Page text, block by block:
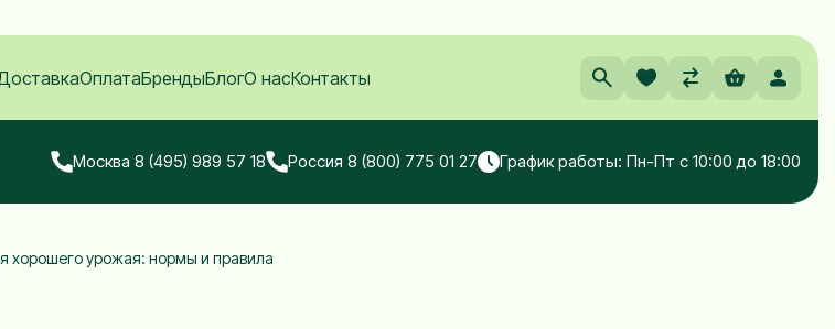
ОплатаБрендыБлогО насКонтакты
Москва 8 (495) 989 57 18 Россия 8 (800) 775 01 27 График работы: Пн-Пт с 10:00 до 18:00
хорошего урожая: нормы и правила